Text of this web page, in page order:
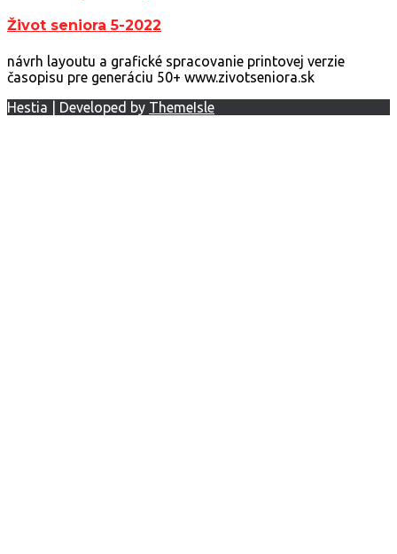
Život seniora 5-2022
návrh layoutu a grafické spracovanie printovej verzie
časopisu pre generáciu 50+ www.zivotseniora.sk
Hestia | Developed by ThemeIsle